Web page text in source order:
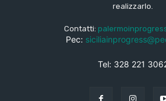
realizzarlo.
Contatti:
Pec:
Tel: 328 221